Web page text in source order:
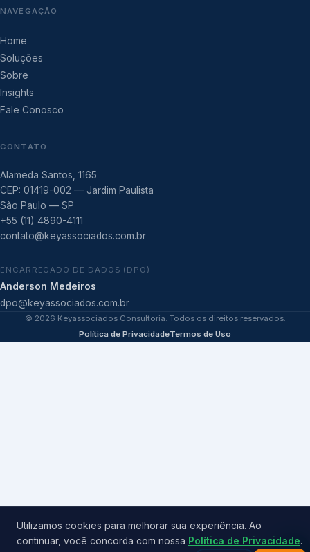
NAVEGAÇÃO
Home
Soluções
Sobre
Insights
Fale Conosco
CONTATO
Alameda Santos, 1165
CEP: 01419-002 — Jardim Paulista
São Paulo — SP
+55 (11) 4890-4111
contato@keyassociados.com.br
ENCARREGADO DE DADOS (DPO)
Anderson Medeiros
dpo@keyassociados.com.br
© 2026 Keyassociados Consultoria. Todos os direitos reservados.
Política de PrivacidadeTermos de Uso
Utilizamos cookies para melhorar sua experiência. Ao
continuar, você concorda com nossa Política de Privacidade.